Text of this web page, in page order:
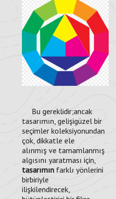
Bu gereklidir;ancak
tasarımın, gelişigüzel bir
seçimler koleksiyonundan
çok, dikkatle ele
alınmış ve tamamlanmış
algısını yaratması için,
tasarımın farklı yönlerini
birbiriyle
ilişkilendirecek,